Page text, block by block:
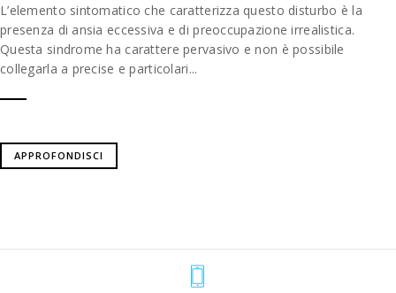
L’elemento sintomatico che caratterizza questo disturbo è la
presenza di ansia eccessiva e di preoccupazione irrealistica.
Questa sindrome ha carattere pervasivo e non è possibile
collegarla a precise e particolari...
APPROFONDISCI